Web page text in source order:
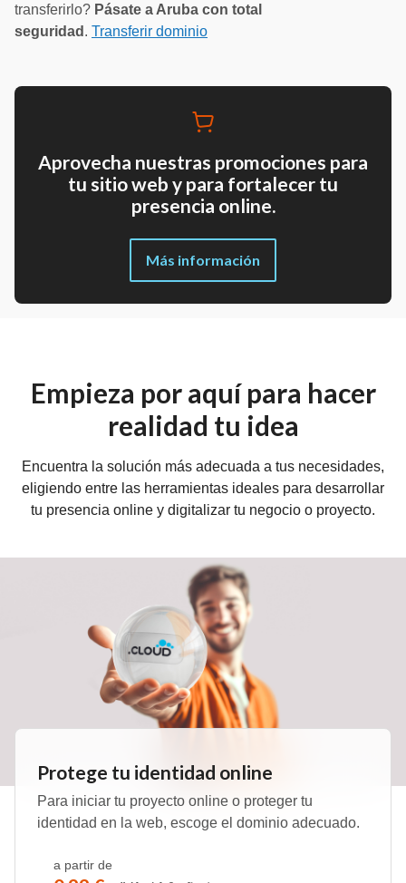
transferirlo? Pásate a Aruba con total
seguridad . Transferir dominio
Aprovecha nuestras promociones para
tu sitio web y para fortalecer tu
presencia online.
Más información
Empieza por aquí para hacer
realidad tu idea
Encuentra la solución más adecuada a tus necesidades,
eligiendo entre las herramientas ideales para desarrollar
tu presencia online y digitalizar tu negocio o proyecto.
Protege tu identidad online
Para iniciar tu proyecto online o proteger tu
identidad en la web, escoge el dominio adecuado.
a partir de